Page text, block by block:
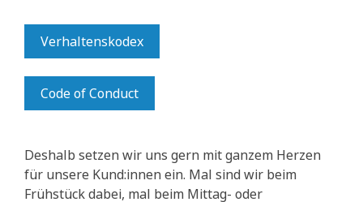
Verhaltenskodex
Code of Conduct
Deshalb setzen wir uns gern mit ganzem Herzen
für unsere Kund:innen ein. Mal sind wir beim
Frühstück dabei, mal beim Mittag- oder